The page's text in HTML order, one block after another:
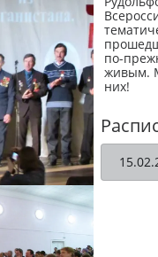
по-
живым.
них!